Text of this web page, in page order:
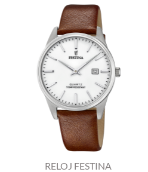
RELOJ FESTINA